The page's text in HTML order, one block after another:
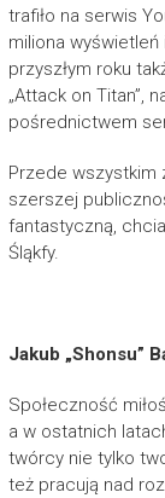
trafiło na serwis
miliona
przyszłym roku
„Attack on Titan”,
pośrednictwem
Przede wszystkim
szerszej
fantastyczną,
Śląkfy.
Jakub „Shonsu”
Społeczność
a w ostatnich
twórcy nie tylko
też pracują nad